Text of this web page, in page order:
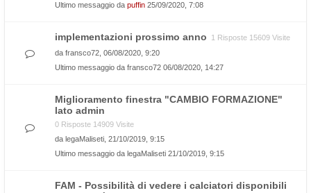
Ultimo messaggio da puffin 25/09/2020, 7:08
implementazioni prossimo anno
1 Risposte 15609 Visite
da fransco72 , 06/08/2020, 9:20
Ultimo messaggio da fransco72 06/08/2020, 14:27
Miglioramento finestra "CAMBIO FORMAZIONE"
lato admin
0 Risposte 14909 Visite
da legaMaliseti , 21/10/2019, 9:15
Ultimo messaggio da legaMaliseti 21/10/2019, 9:15
FAM - Possibilità di vedere i calciatori disponibili